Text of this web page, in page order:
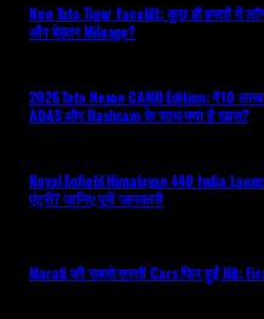
New Tata Tigor Facelift: कुछ ही हफ्तों में
और बेहतर Mileage?
2026 Tata Nexon CAMO Edition: ₹10
ADAS और Dashcam के साथ क्या है खास?
Royal Enfield Himalayan 440 India
एंट्री? जानिए पूरी जानकारी
Maruti की सबसे सस्ती Cars फिर हुईं Hit: